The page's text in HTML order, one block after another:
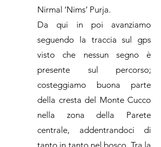
Nirmal ‘Nims’ Purja.
Da qui in poi avanziamo
seguendo la traccia sul gps
visto che nessun segno è
presente sul percorso;
costeggiamo buona parte
della cresta del Monte Cucco
nella zona della Parete
centrale, addentrandoci di
tanto in tanto nel bosco. Tra la